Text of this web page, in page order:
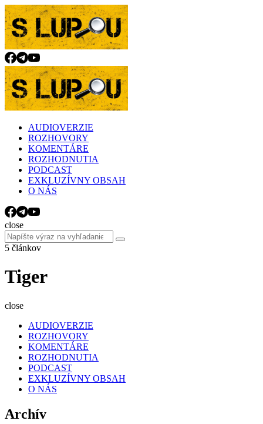
Menu
Search
Menu slupou.sk
AUDIOVERZIE
ROZHOVORY
KOMENTÁRE
ROZHODNUTIA
PODCAST
EXKLUZÍVNY OBSAH
O NÁS
Search
close
Search
for:
Search
5 článkov
Tiger
close
AUDIOVERZIE
ROZHOVORY
KOMENTÁRE
ROZHODNUTIA
PODCAST
EXKLUZÍVNY OBSAH
O NÁS
Archív